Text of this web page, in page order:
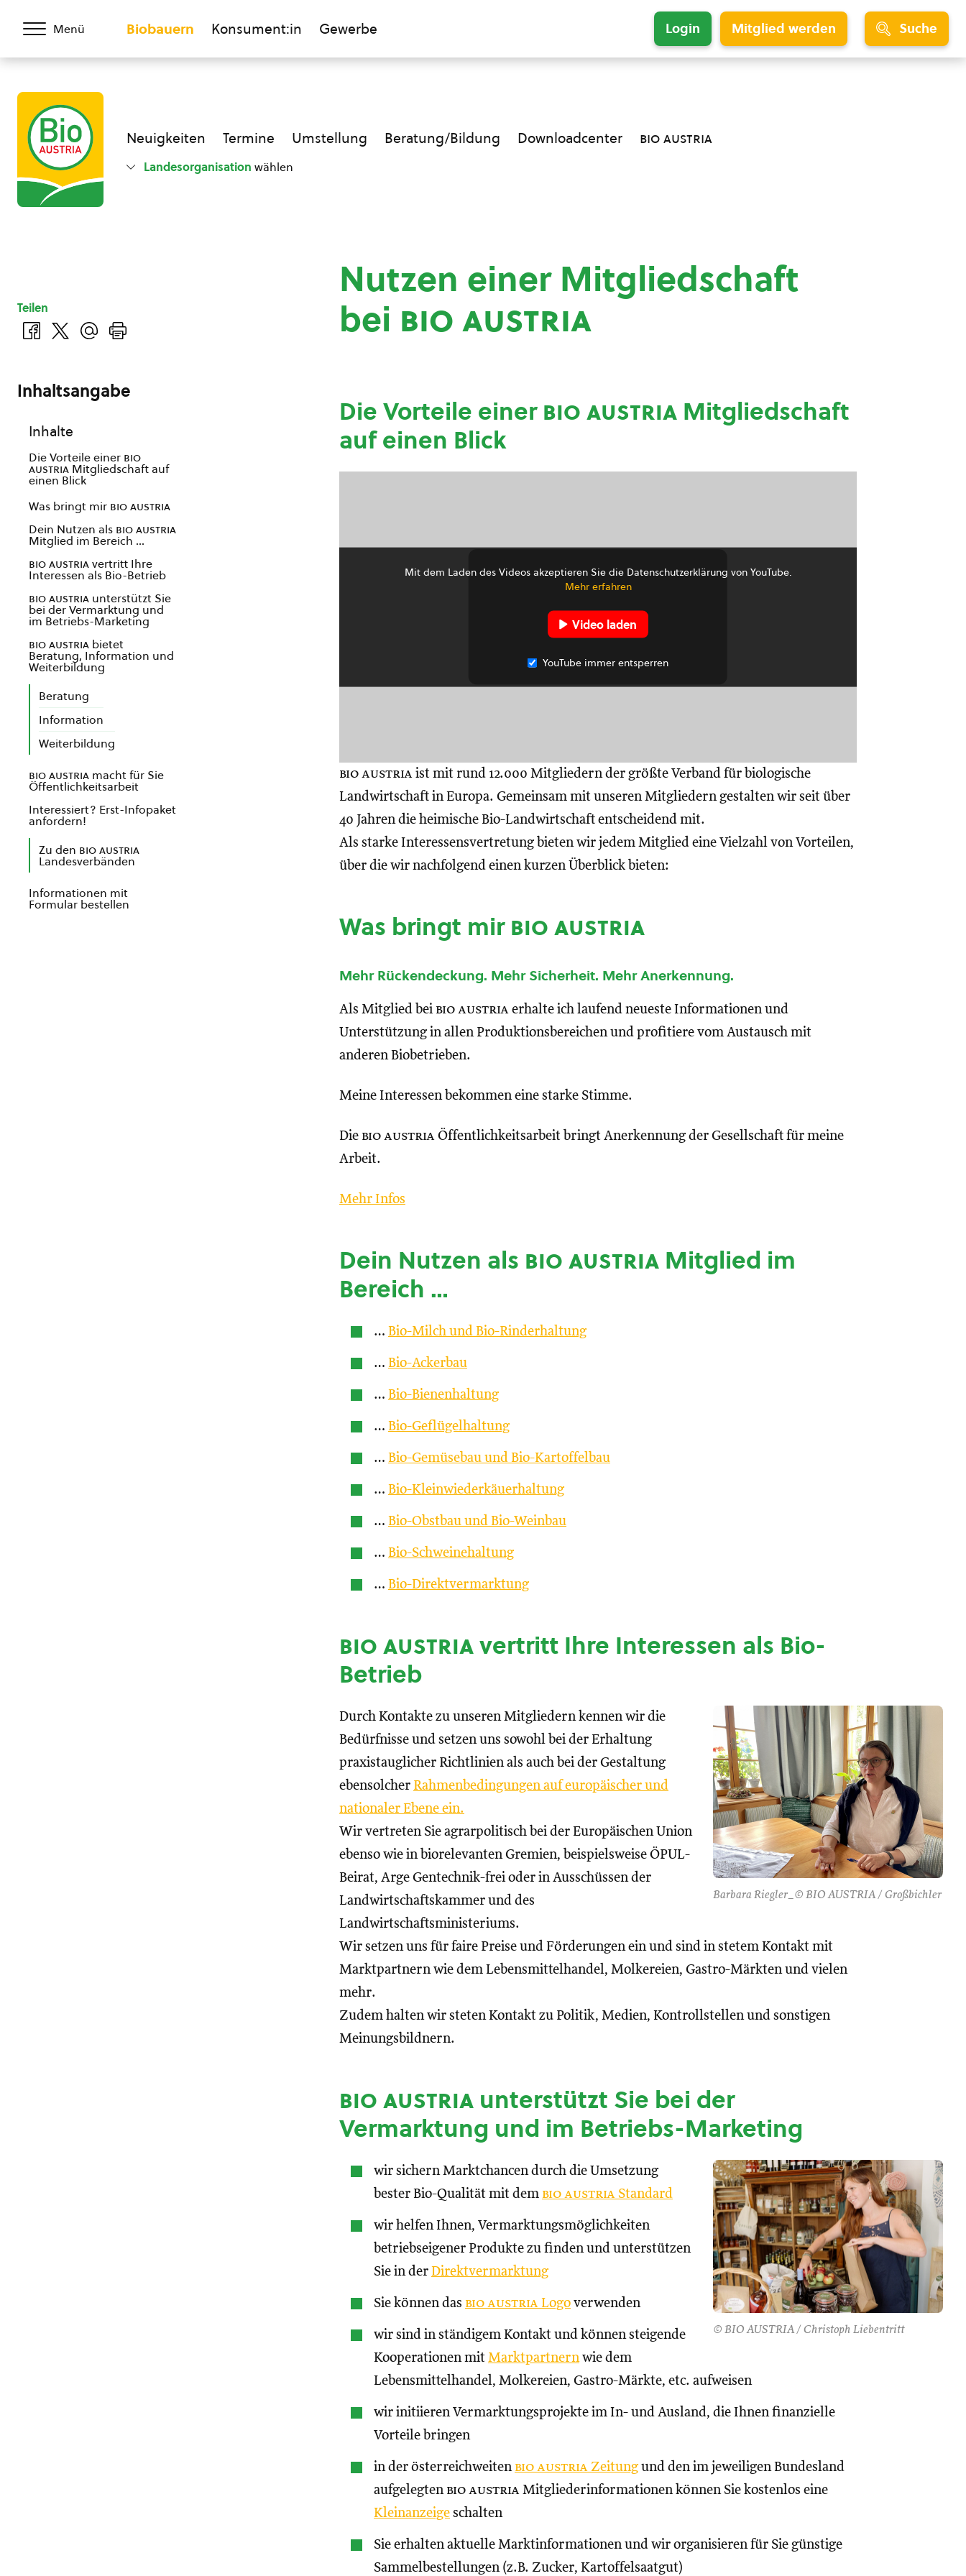
Menü Biobauern Konsument:in Gewerbe Login Mitglied werden Suche
Neuigkeiten Termine Umstellung Beratung/Bildung Downloadcenter bio austria
Landesorganisation wählen
Nutzen einer Mitgliedschaft
bei bio austria
Die Vorteile einerbio austria Mitgliedschaft
auf einen Blick
Mit dem Laden des Videos akzeptieren Sie die Datenschutzerklärung von YouTube.
Mehr erfahren
Video laden
YouTube immer entsperren
bio austria ist mit rund 12.000 Mitgliedern der größte Verband für biologische
Landwirtschaft in Europa. Gemeinsam mit unseren Mitgliedern gestalten wir seit über
40 Jahren die heimische Bio-Landwirtschaft entscheidend mit.
Als starke Interessensvertretung bieten wir jedem Mitglied eine Vielzahl von Vorteilen,
über die wir nachfolgend einen kurzen Überblick bieten:
Was bringt mirbio austria
Mehr Rückendeckung. Mehr Sicherheit. Mehr Anerkennung.
Als Mitglied bei bio austria erhalte ich laufend neueste Informationen und
Unterstützung in allen Produktionsbereichen und profitiere vom Austausch mit
anderen Biobetrieben.
Meine Interessen bekommen eine starke Stimme.
Die bio austria Öffentlichkeitsarbeit bringt Anerkennung der Gesellschaft für meine
Arbeit.
Mehr Infos
Dein Nutzen als bio austria Mitglied im
Bereich …
… Bio-Milch und Bio-Rinderhaltung
… Bio-Ackerbau
… Bio-Bienenhaltung
… Bio-Geflügelhaltung
… Bio-Gemüsebau und Bio-Kartoffelbau
… Bio-Kleinwiederkäuerhaltung
… Bio-Obstbau und Bio-Weinbau
… Bio-Schweinehaltung
… Bio-Direktvermarktung
bio austriavertritt Ihre Interessen als Bio-
Betrieb
Barbara Riegler_© BIO AUSTRIA / Großbichler
Durch Kontakte zu unseren Mitgliedern kennen wir die
Bedürfnisse und setzen uns sowohl bei der Erhaltung
praxistauglicher Richtlinien als auch bei der Gestaltung
ebensolcher Rahmenbedingungen auf europäischer und
nationaler Ebene ein.
Wir vertreten Sie agrarpolitisch bei der Europäischen Union
ebenso wie in biorelevanten Gremien, beispielsweise ÖPUL-
Beirat, Arge Gentechnik-frei oder in Ausschüssen der
Landwirtschaftskammer und des
Landwirtschaftsministeriums.
Wir setzen uns für faire Preise und Förderungen ein und sind in stetem Kontakt mit
Marktpartnern wie dem Lebensmittelhandel, Molkereien, Gastro-Märkten und vielen
mehr.
Zudem halten wir steten Kontakt zu Politik, Medien, Kontrollstellen und sonstigen
Meinungsbildnern.
bio austria unterstützt Sie bei der
Vermarktung und im Betriebs-Marketing
© BIO AUSTRIA / Christoph Liebentritt
wir sichern Marktchancen durch die Umsetzung
bester Bio-Qualität mit dem bio austria Standard
wir helfen Ihnen, Vermarktungsmöglichkeiten
betriebseigener Produkte zu finden und unterstützen
Sie in der Direktvermarktung
Sie können das bio austria Logo verwenden
wir sind in ständigem Kontakt und können steigende
Kooperationen mit Marktpartnernwie dem
Lebensmittelhandel, Molkereien, Gastro-Märkte, etc. aufweisen
wir initiieren Vermarktungsprojekte im In- und Ausland, die Ihnen finanzielle
Vorteile bringen
in der österreichweiten bio austria Zeitungund den im jeweiligen Bundesland
aufgelegten bio austria Mitgliederinformationen können Sie kostenlos eine
Kleinanzeige schalten
Sie erhalten aktuelle Marktinformationen und wir organisieren für Sie günstige
Sammelbestellungen (z.B. Zucker, Kartoffelsaatgut)
Teilen
Inhaltsangabe
Inhalte
Die Vorteile einer bio
austria Mitgliedschaft auf
einen Blick
Was bringt mir bio austria
Dein Nutzen als bio austria
Mitglied im Bereich …
bio austriavertritt Ihre
Interessen als Bio-Betrieb
bio austria unterstützt Sie
bei der Vermarktung und
im Betriebs-Marketing
bio austria bietet
Beratung, Information und
Weiterbildung
Beratung
Information
Weiterbildung
bio austria macht für Sie
Öffentlichkeitsarbeit
Interessiert? Erst-Infopaket
anfordern!
Zu den bio austria
Landesverbänden
Informationen mit
Formular bestellen